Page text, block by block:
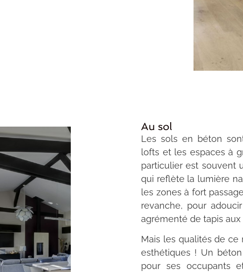
Au sol
Les sols en béton
lofts et les espaces à
particulier est souvent
qui reflète la lumière
les zones à fort
revanche, pour
agrémenté de tapis
Mais les qualités de ce
esthétiques ! Un
pour ses occupants